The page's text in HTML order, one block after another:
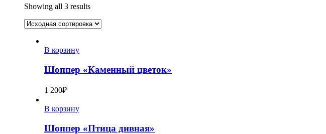
Showing all 3 results
В корзину
Шоппер «Каменный цветок»
1 200₽
В корзину
Шоппер «Птица дивная»